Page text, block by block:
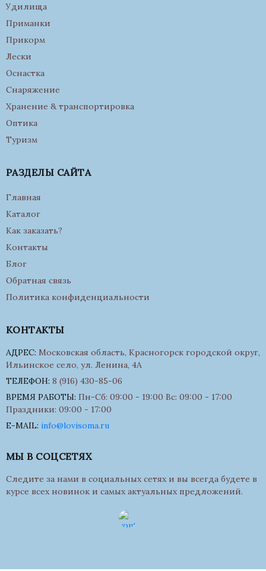
Удилища
Приманки
Прикорм
Лески
Оснастка
Снаряжение
Хранение & транспортировка
Оптика
Туризм
РАЗДЕЛЫ САЙТА
Главная
Каталог
Как заказать?
Контакты
Блог
Обратная связь
Политика конфиденциальности
КОНТАКТЫ
АДРЕС: Московская область, Красногорск городской округ,
Ильинское село, ул. Ленина, 4А
ТЕЛЕФОН: 8 (916) 430-85-06
ВРЕМЯ РАБОТЫ: Пн-Сб: 09:00 - 19:00 Вс: 09:00 - 17:00
Праздники: 09:00 - 17:00
E-MAIL: info@lovisoma.ru
МЫ В СОЦСЕТЯХ
Следите за нами в социальных сетях и вы всегда будете в
курсе всех новинок и самых актуальных предложений.